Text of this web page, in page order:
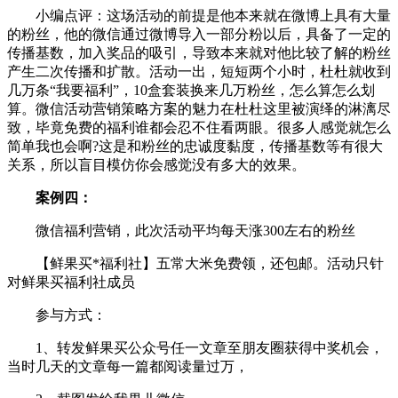
小编点评：这场活动的前提是他本来就在微博上具有大量
的粉丝，他的微信通过微博导入一部分粉以后，具备了一定的
传播基数，加入奖品的吸引，导致本来就对他比较了解的粉丝
产生二次传播和扩散。活动一出，短短两个小时，杜杜就收到
几万条“我要福利”，10盒套装换来几万粉丝，怎么算怎么划
算。微信活动营销策略方案的魅力在杜杜这里被演绎的淋漓尽
致，毕竟免费的福利谁都会忍不住看两眼。很多人感觉就怎么
简单我也会啊?这是和粉丝的忠诚度黏度，传播基数等有很大
关系，所以盲目模仿你会感觉没有多大的效果。
案例四：
微信福利营销，此次活动平均每天涨300左右的粉丝
【鲜果买*福利社】五常大米免费领，还包邮。活动只针
对鲜果买福利社成员
参与方式：
1、转发鲜果买公众号任一文章至朋友圈获得中奖机会，
当时几天的文章每一篇都阅读量过万，